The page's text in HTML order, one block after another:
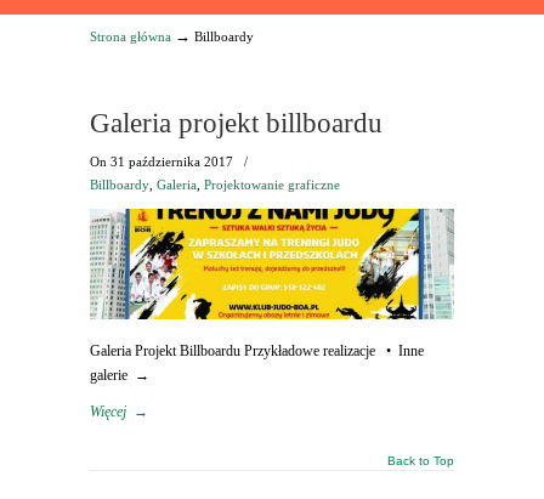
Strona główna → Billboardy
Galeria projekt billboardu
On 31 października 2017
/
Billboardy Galeria Projektowanie graficzne
Galeria Projekt Billboardu Przykładowe realizacje • Inne
galerie →
Więcej →
Back to Top